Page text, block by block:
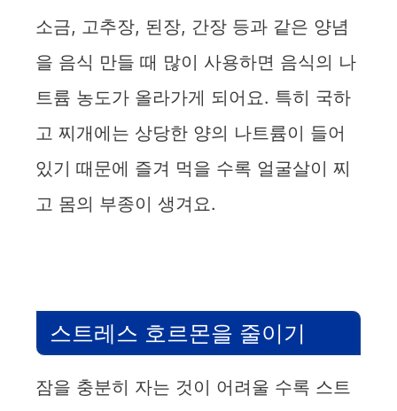
소금, 고추장, 된장, 간장 등과 같은 양념
을 음식 만들 때 많이 사용하면 음식의 나
트륨 농도가 올라가게 되어요. 특히 국하
고 찌개에는 상당한 양의 나트륨이 들어
있기 때문에 즐겨 먹을 수록 얼굴살이 찌
고 몸의 부종이 생겨요.
스트레스 호르몬을 줄이기
잠을 충분히 자는 것이 어려울 수록 스트